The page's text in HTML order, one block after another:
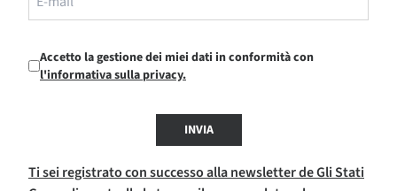
Accetto la gestione dei miei dati in conformità con
l'informativa sulla privacy.
INVIA
Ti sei registrato con successo alla newsletter de Gli Stati